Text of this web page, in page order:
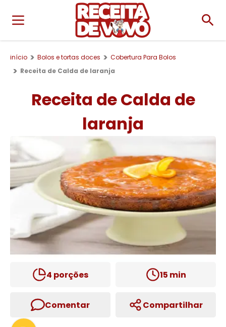
início Bolos e tortas doces
Cobertura Para Bolos
Receita de Calda de laranja
Receita de Calda de
laranja
4 porções 15 min
Comentar Compartilhar